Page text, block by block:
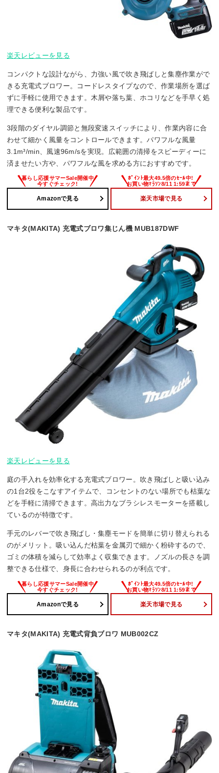
楽天レビューを見る
コンパクトな設計ながら、力強い風で吹き飛ばしと集塵作業がで
きる充電式ブロワー。コードレスタイプなので、作業場所を選ば
ずに手軽に使用できます。木屑や落ち葉、ホコリなどを手早く処
理できる便利な製品です。
3段階のダイヤル調節と無段変速スイッチにより、作業内容に合
わせて細かく風量をコントロールできます。パワフルな風量
3.1m³/min、風速96m/sを実現。広範囲の清掃をスピーディーに
済ませたい方や、パワフルな風を求める方におすすめです。
Amazonで見る 楽天市場で見る
マキタ(MAKITA) 充電式ブロワ集じん機 MUB187DWF
楽天レビューを見る
庭の手入れを効率化する充電式ブロワー。吹き飛ばしと吸い込み
の1台2役をこなすアイテムで、コンセントのない場所でも枯葉な
どを手軽に清掃できます。高出力なブラシレスモーターを搭載し
ているのが特徴です。
手元のレバーで吹き飛ばし・集塵モードを簡単に切り替えられる
のがメリット。吸い込んだ枯葉を金属刃で細かく粉砕するので、
ゴミの体積を減らして効率よく収集できます。ノズルの長さを調
整できる仕様で、身長に合わせられるのが利点です。
Amazonで見る 楽天市場で見る
マキタ(MAKITA) 充電式背負ブロワ MUB002CZ